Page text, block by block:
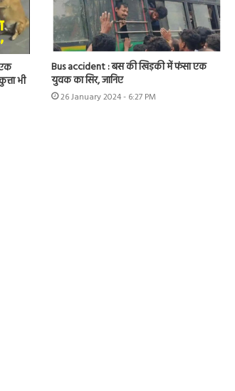
भी
Bus accident : बस की खिड़की में फंसा एक
युवक का सिर, जानिए
26 January 2024 - 6:27 PM